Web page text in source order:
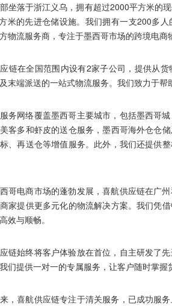
坐落于浙江义乌，拥有超过2000平方米的
米的先进仓储设施。我们拥有一支200多
物流服务商，专注于墨西哥市场的跨境电商
链在全国范围内设有2家子公司，提供从
末端派送的一站式物流服务。我们致力于帮
务网络覆盖墨西哥主要城市，包括墨西哥
客多和虾皮的送仓服务，墨西哥海外仓仓
、再送仓等增值服务。此外，我们还提供
哥电商市场的蓬勃发展，喜航供应链在广
家提供更多元化的物流解决方案。我们凭
效与顺畅。
链始终将客户体验放在首位，自主研发了
们提供一对一的专属服务，让客户随时掌握
，喜航供应链专注于清关服务，已成功服